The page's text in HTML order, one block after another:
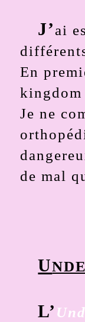
J’ai
En
Je ne
de mal
U
L’